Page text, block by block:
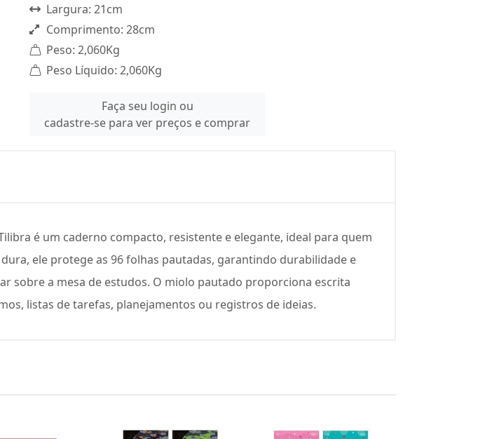
Largura: 21cm
Comprimento: 28cm
Peso: 2,060Kg
Peso Líquido: 2,060Kg
Faça seu login ou
cadastre-se para ver preços e comprar
é um caderno compacto, resistente e elegante, ideal para quem
ele protege as 96 folhas pautadas, garantindo durabilidade e
sobre a mesa de estudos. O miolo pautado proporciona escrita
listas de tarefas, planejamentos ou registros de ideias.